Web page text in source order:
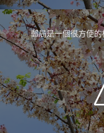
郵局是一個很方便